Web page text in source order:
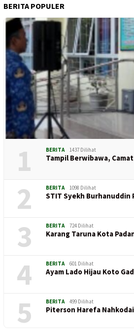
BERITA POPULER
1 BERITA 1437 Dilihat
Tampil Berwibawa,
2 BERITA 1098 Dilihat
STIT Syekh Burhanuddin
3 BERITA 724 Dilihat
Karang Taruna Kota
4 BERITA 601 Dilihat
Ayam Lado Hijau Koto
5 BERITA 499 Dilihat
Piterson Harefa